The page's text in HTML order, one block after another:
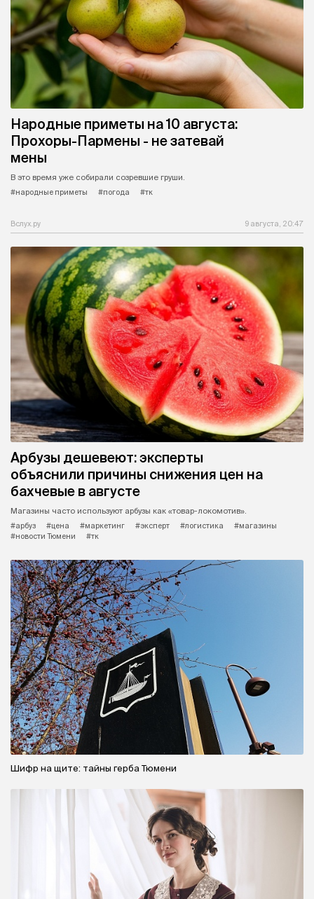
Народные приметы на 10 августа:
Прохоры-Пармены - не затевай
мены
В это время уже собирали созревшие груши.
#народные приметы
#погода #тк
Вслух.ру 9 августа, 20:47
Арбузы дешевеют: эксперты
объяснили причины снижения цен на
бахчевые в августе
Магазины часто используют арбузы как «товар-локомотив».
#арбуз
#цена #маркетинг #эксперт #логистика
#магазины
#новости Тюмени
#тк
Шифр на щите: тайны герба Тюмени